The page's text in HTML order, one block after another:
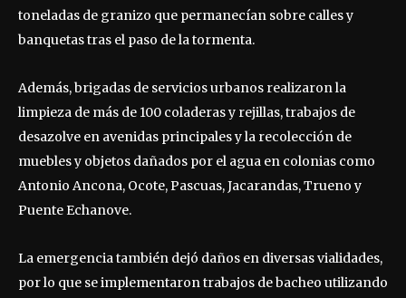
toneladas de granizo que permanecían sobre calles y
banquetas tras el paso de la tormenta.
Además, brigadas de servicios urbanos realizaron la
limpieza de más de 100 coladeras y rejillas, trabajos de
desazolve en avenidas principales y la recolección de
muebles y objetos dañados por el agua en colonias como
Antonio Ancona, Ocote, Pascuas, Jacarandas, Trueno y
Puente Echanove.
La emergencia también dejó daños en diversas vialidades,
por lo que se implementaron trabajos de bacheo utilizando